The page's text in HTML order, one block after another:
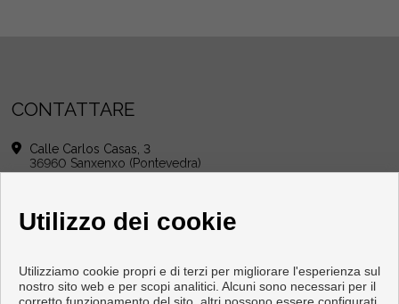
CONTATTARE
Calle Carlos Casas, 3
36960 Sanxenxo (Pontevedra)
cristinagrupogordon@yahoo.es
Dal Lunedi fino al Venerdì : 10:00 - 13:30 e 16:00 - 20:00
Utilizzo dei cookie
Utilizziamo cookie propri e di terzi per migliorare l'esperienza sul
nostro sito web e per scopi analitici. Alcuni sono necessari per il